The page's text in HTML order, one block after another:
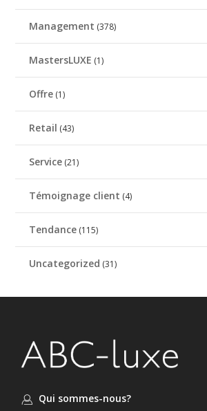
Management (378)
MastersLUXE (1)
Offre (1)
Retail (43)
Service (21)
Témoignage client (4)
Tendance (115)
Uncategorized (31)
Qui sommes-nous?